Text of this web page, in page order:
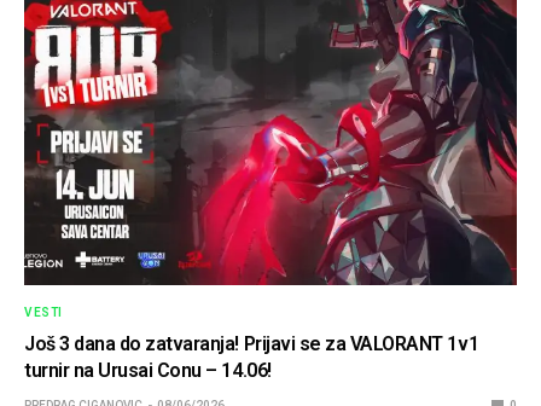
VESTI
Još 3 dana do zatvaranja! Prijavi se za VALORANT 1v1
turnir na Urusai Conu – 14.06!